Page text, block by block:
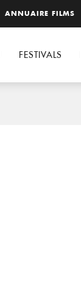
ANNUAIRE FILMS
FESTIVALS